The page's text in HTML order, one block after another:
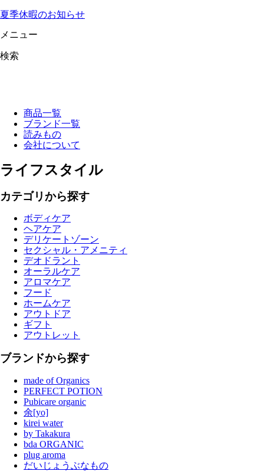
夏季休暇のお知らせ
メニュー
検索
商品一覧
ブランド一覧
読みもの
会社について
ライフスタイル
カテゴリから探す
ボディケア
ヘアケア
デリケートゾーン
セクシャル・アメニティ
デオドラント
オーラルケア
アロマケア
フード
ホームケア
アウトドア
ギフト
アウトレット
ブランドから探す
made of Organics
PERFECT POTION
Pubicare organic
余[yo]
kirei water
by Takakura
bda ORGANIC
plug aroma
だいじょうぶなもの